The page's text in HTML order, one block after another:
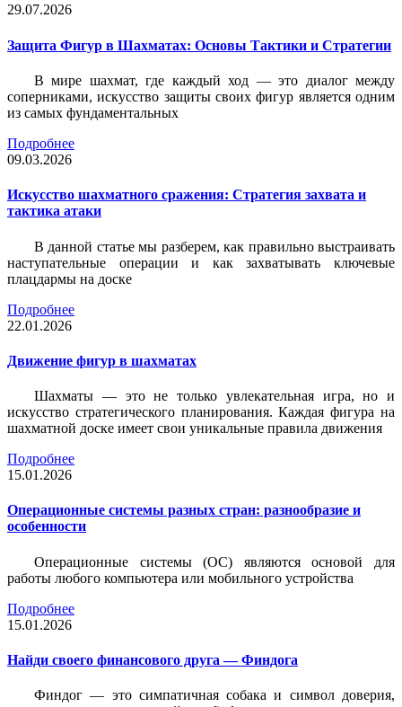
29.07.2026
Защита Фигур в Шахматах: Основы Тактики и Стратегии
В мире шахмат, где каждый ход — это диалог между
соперниками, искусство защиты своих фигур является одним
из самых фундаментальных
Подробнее
09.03.2026
Искусство шахматного сражения: Стратегия захвата и
тактика атаки
В данной статье мы разберем, как правильно выстраивать
наступательные операции и как захватывать ключевые
плацдармы на доске
Подробнее
22.01.2026
Движение фигур в шахматах
Шахматы — это не только увлекательная игра, но и
искусство стратегического планирования. Каждая фигура на
шахматной доске имеет свои уникальные правила движения
Подробнее
15.01.2026
Операционные системы разных стран: разнообразие и
особенности
Операционные системы (ОС) являются основой для
работы любого компьютера или мобильного устройства
Подробнее
15.01.2026
Найди своего финансового друга — Финдога
Финдог — это симпатичная собака и символ доверия,